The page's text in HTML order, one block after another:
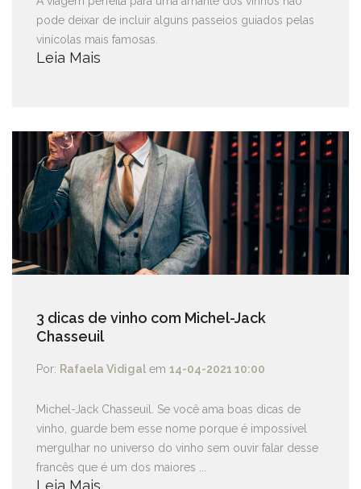
pode deixar de incluir alguns passeios guiados pelas
vinícolas mais famosas.
Leia Mais
3 dicas de vinho com Michel-Jack
Chasseuil
Por: Rafaela Vidigal em 14-04-2021 10:00
Michel-Jack Chasseuil. Se você ama boas dicas de
vinho, guarde bem esse nome porque é impossível
mergulhar no universo do vinho sem ouvir falar desse
francês que é um dos maiores ...
Leia Mais